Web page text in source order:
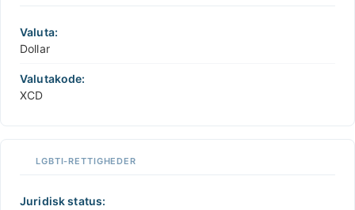
Valuta:
Dollar
Valutakode:
XCD
LGBTI-RETTIGHEDER
Juridisk status: